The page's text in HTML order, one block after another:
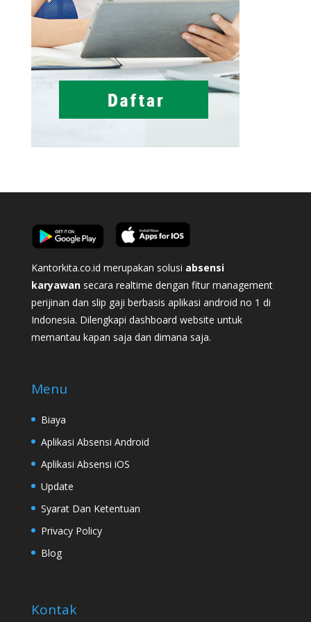
Kantorkita.co.id merupakan solusi absensi
karyawan secara realtime dengan fitur management
perijinan dan slip gaji berbasis aplikasi android no 1 di
Indonesia. Dilengkapi dashboard website untuk
memantau kapan saja dan dimana saja.
Menu
Biaya
Aplikasi Absensi Android
Aplikasi Absensi iOS
Update
Syarat Dan Ketentuan
Privacy Policy
Blog
Kontak